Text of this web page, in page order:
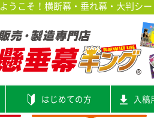
うこそ！横断幕・垂れ幕・大判シ
はじめての方 入稿